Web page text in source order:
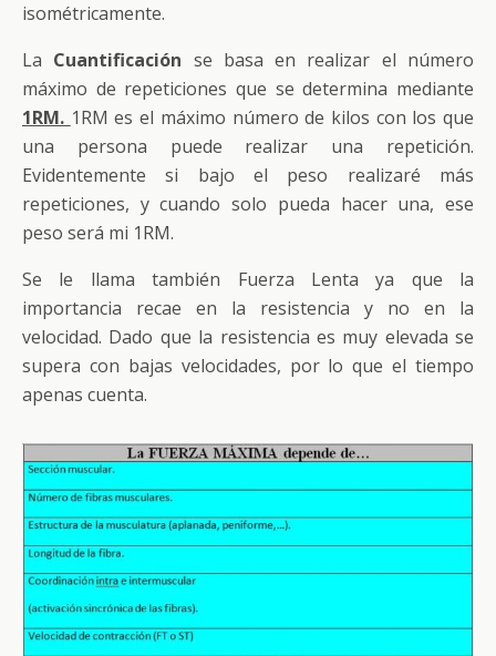
isométricamente.
La Cuantificación se basa en realizar el número
máximo de repeticiones que se determina mediante
1RM. 1RM es el máximo número de kilos con los que
una persona puede realizar una repetición.
Evidentemente si bajo el peso realizaré más
repeticiones, y cuando solo pueda hacer una, ese
peso será mi 1RM.
Se le llama también Fuerza Lenta ya que la
importancia recae en la resistencia y no en la
velocidad. Dado que la resistencia es muy elevada se
supera con bajas velocidades, por lo que el tiempo
apenas cuenta.